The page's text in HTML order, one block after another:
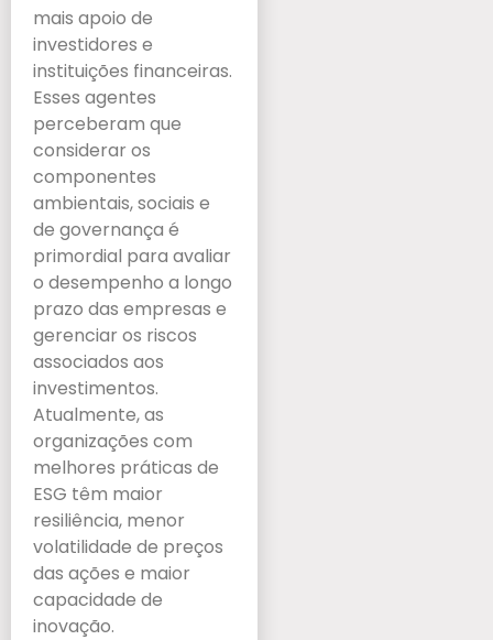
mais apoio de
investidores e
instituições financeiras.
Esses agentes
perceberam que
considerar os
componentes
ambientais, sociais e
de governança é
primordial para avaliar
o desempenho a longo
prazo das empresas e
gerenciar os riscos
associados aos
investimentos.
Atualmente, as
organizações com
melhores práticas de
ESG têm maior
resiliência, menor
volatilidade de preços
das ações e maior
capacidade de
inovação.